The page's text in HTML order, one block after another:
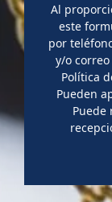
Al
este
por
y/o
Política
Pueden
Puede